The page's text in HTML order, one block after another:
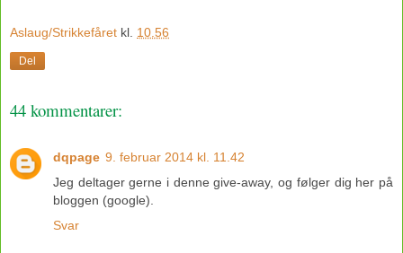
Aslaug/Strikkefåret kl. 10.56
Del
44 kommentarer:
dqpage 9. februar 2014 kl. 11.42
Jeg deltager gerne i denne give-away, og følger dig her på
bloggen (google).
Svar